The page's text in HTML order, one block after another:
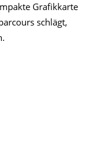
Grafikkarte
schlägt,